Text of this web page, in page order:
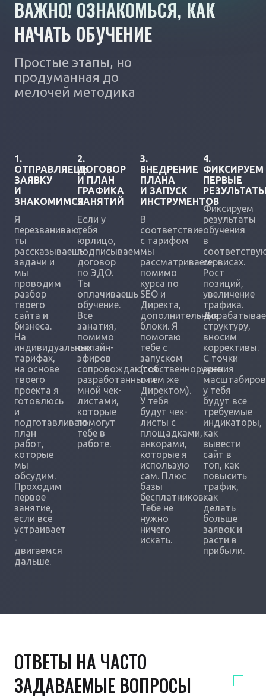
ВАЖНО! ОЗНАКОМЬСЯ, КАК
НАЧАТЬ ОБУЧЕНИЕ
Простые этапы, но
продуманная до
мелочей методика
1.
ОТПРАВЛЯЕШЬ
ЗАЯВКУ
И
ЗНАКОМИМСЯ
Я
перезваниваю,
ты
рассказываешь
задачи и
мы
проводим
разбор
твоего
сайта и
бизнеса.
На
индивидуальных
тарифах,
на основе
твоего
проекта я
готовлюсь
и
подготавливаю
план
работ,
которые
мы
обсудим.
Проходим
первое
занятие,
если всё
устраивает
-
двигаемся
дальше.
2.
ДОГОВОР
И ПЛАН
ГРАФИКА
ЗАНЯТИЙ
Если у
тебя
юрлицо,
подписываем
договор
по ЭДО.
Ты
оплачиваешь
обучение.
Все
занатия,
помимо
онлайн-
эфиров
сопровождаются
разработанными
мной чек-
листами,
которые
помогут
тебе в
работе.
3.
ВНЕДРЕНИЕ
ПЛАНА
И ЗАПУСК
ИНСТРУМЕНТОВ
В
соответствие
с тарифом
мы
рассматриваем
помимо
курса по
SEO и
Директа,
дополнительные
блоки. Я
помогаю
тебе с
запуском
(собственноручно
с тем же
Директом).
У тебя
будут чек-
листы с
площадками,
анкорами,
которые я
использую
сам. Плюс
базы
бесплатников.
Тебе не
нужно
ничего
искать.
4.
ФИКСИРУЕМ
ПЕРВЫЕ
Фиксируем
результаты
обучения
в
сервисах.
Рост
позиций,
увеличение
трафика.
структуру,
вносим
коррективы.
С точки
зрения
у тебя
будут все
требуемые
индикаторы,
как
вывести
сайт в
топ, как
повысить
трафик,
как
делать
больше
заявок и
расти в
прибыли.
ОТВЕТЫ НА ЧАСТО
ЗАДАВАЕМЫЕ ВОПРОСЫ